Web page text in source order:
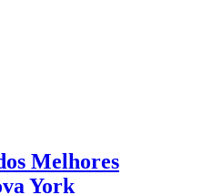
Melhores
York